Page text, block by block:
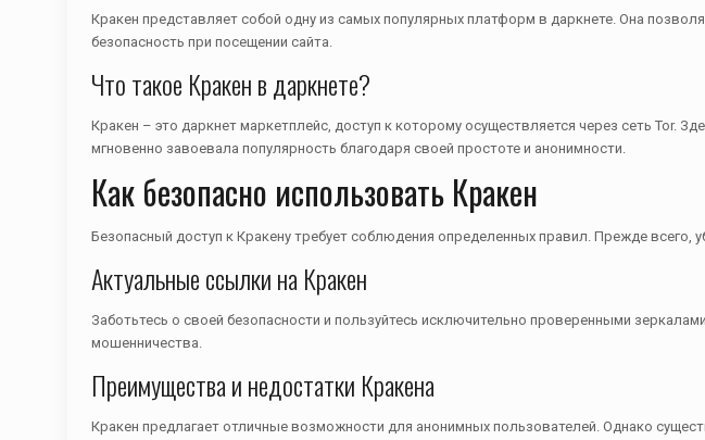
Кракен представляет собой одну из самых популярных платформ в даркнете. Она
безопасность при посещении сайта.
Что такое Кракен в даркнете?
Кракен – это даркнет маркетплейс, доступ к которому осуществляется через сеть Tor.
мгновенно завоевала популярность благодаря своей простоте и анонимности.
Как безопасно использовать Кракен
Безопасный доступ к Кракену требует соблюдения определенных правил. Прежде
Актуальные ссылки на Кракен
Заботьтесь о своей безопасности и пользуйтесь исключительно проверенными
мошенничества.
Преимущества и недостатки Кракена
Кракен предлагает отличные возможности для анонимных пользователей. Однако